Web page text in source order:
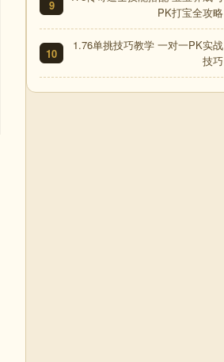
9
PK打宝全攻略
10
1.76单挑技巧教学 一对一PK实战
技巧